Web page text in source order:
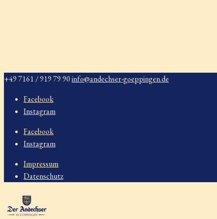
+49 7161 / 919 79 90info@andechser-goeppingen.de
Facebook
Instagram
Facebook
Instagram
Impressum
Datenschutz